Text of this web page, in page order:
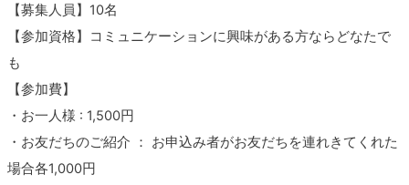
【募集人員】10名
【参加資格】コミュニケーションに興味がある方ならどなたで
も
【参加費】
・お一人様 : 1,500円
・お友だちのご紹介 ： お申込み者がお友だちを連れきてくれた
場合各1,000円